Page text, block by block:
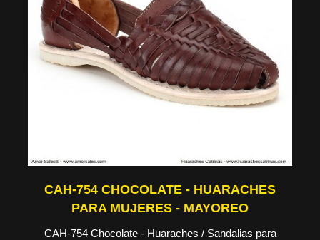
CAH-754 CHOCOLATE - HUARACHES
PARA MUJERES - MAYOREO
CAH-754 Chocolate - Huaraches / Sandalias para